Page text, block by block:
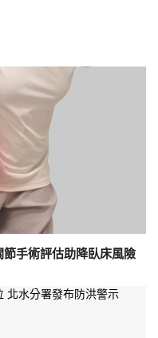
手術評估助降臥床風險